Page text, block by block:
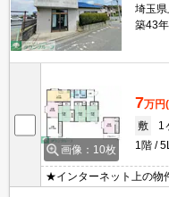
埼玉
築43年
画像：10枚
7万円
敷
1
1階
★インターネット上の物
紹介致します★お部屋探